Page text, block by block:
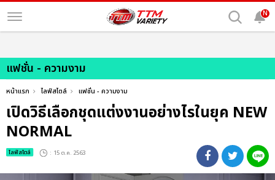
N
แฟชั่น - ความงาม
หน้าแรก ไลฟ์สไตล์ แฟชั่น - ความงาม
เปิดวิธีเลือกชุดแต่งงานอย่างไรในยุค NEW
NORMAL
ไลฟ์สไตล์ : 15 ต.ค. 2563